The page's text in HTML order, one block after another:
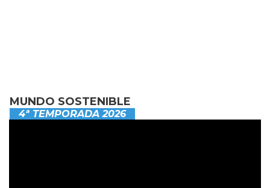
MUNDO SOSTENIBLE
4ª TEMPORADA 2026